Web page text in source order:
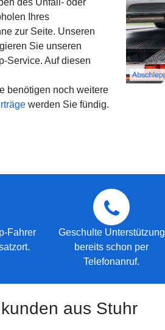
Ihres
zur Seite. Unseren
Sie unseren
Service. Auf diesen
benötigen noch weitere
werden Sie fündig.
Fahrer
Geschulte Unterstützung
bereits schon per
Telefonanruf.
aus Stuhr